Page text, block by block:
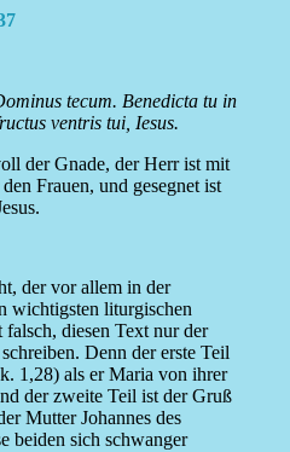
tecum. Benedicta tu in
ventris tui, Iesus.
der Gnade, der Herr ist mit
Frauen, und gesegnet ist
der vor allem in der
wichtigsten liturgischen
diesen Text nur der
Denn der erste Teil
1,28) als er Maria von ihrer
der zweite Teil ist der Gruß
Mutter Johannes des
beiden sich schwanger